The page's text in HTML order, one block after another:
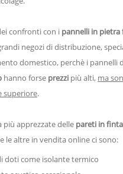
confronti con i pannelli in pietra
negozi di distribuzione,
domestico, perchè i pannelli
hanno forse prezzi più alti, ma
superiore.
più apprezzate delle pareti in
le altre in vendita online ci sono:
doti come isolante termico